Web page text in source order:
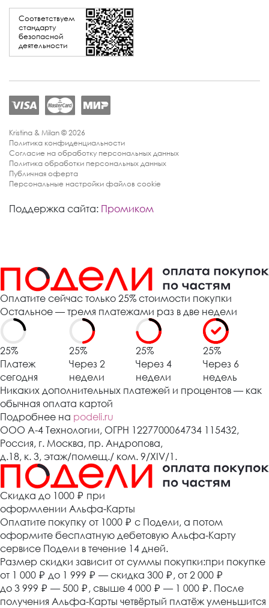
Соответствуем
стандарту
безопасной
деятельности
Kristina & Milan © 2026
Политика конфиденциальности
Согласие на обработку персональных данных
Политика обработки персональных данных
Публичная оферта
Персональные настройки файлов cookie
Поддержка сайта: Промиком
Оплатите сейчас только 25% стоимости покупки
Остальное — тремя платежами раз в две недели
25%
Платеж
сегодня
25%
Через 2
недели
25%
Через 4
недели
25%
Через 6
недель
Никаких дополнительных платежей и процентов — как
обычная оплата картой
Подробнее на podeli.ru
ООО А-4 Технологии, ОГРН 1227700064734 115432,
Россия, г. Москва, пр. Андропова,
д.18, к. 3, этаж/помещ./ ком. 9/XIV/1.
Cкидка до 1000 ₽ при
оформлении Альфа-Карты
Оплатите покупку от 1000 ₽ с Подели, а потом
оформите бесплатную дебетовую Альфа-Карту
сервисе Подели в течение 14 дней.
Размер скидки зависит от суммы покупки:при покупке
от 1 000 ₽ до 1 999 ₽ — скидка 300 ₽ , от 2 000 ₽
до 3 999 ₽ — 500 ₽ , свыше 4 000 ₽ — 1 000 ₽. После
получения Альфа-Карты четвёртый платёж уменьшится